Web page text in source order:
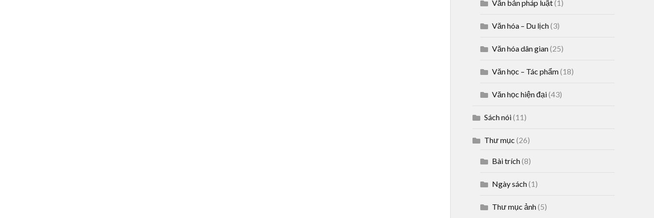
Văn bản pháp luật(1)
Văn hóa – Du lịch(3)
Văn hóa dân gian(25)
Văn học – Tác phẩm(18)
Văn học hiện đại(43)
Sách nói(11)
Thư mục (26)
Bài trích(8)
Ngày sách(1)
Thư mục ảnh(5)